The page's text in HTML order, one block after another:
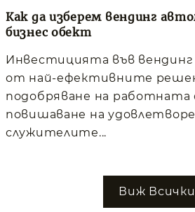
Как да изберем вендинг
бизнес обект
Инвестицията във
от най-ефективните
подобряване на работната
повишаване на
служителите...
Виж Всички